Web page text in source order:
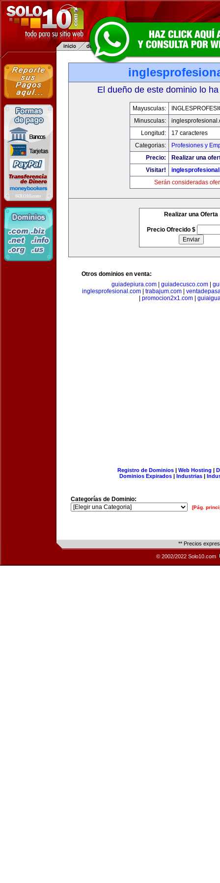
El dueño de este dominio lo
Mayusculas:
Minusculas:
Longitud:
17 caracteres
Categorias:
Profesiones y
Precio:
Realizar una
Visitar!
Serán consideradas
Realizar una Oferta
Precio Ofrecido $
Otros dominios en venta:
guiadepiura.com| guiadecusco.com|
inglesprofesional.com| trabajum.com|
promocion2x1.com
Registro de Dominios| Web Hosting |
Dominios Expirados | Industrias |
Categorías de Dominio:
[Pág.
** Precios
© 2002/2022 Solo10.com